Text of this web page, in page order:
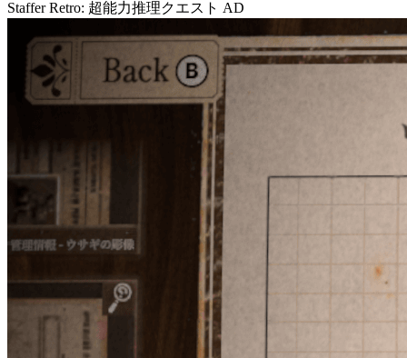
Staffer Retro: 超能力推理クエスト AD